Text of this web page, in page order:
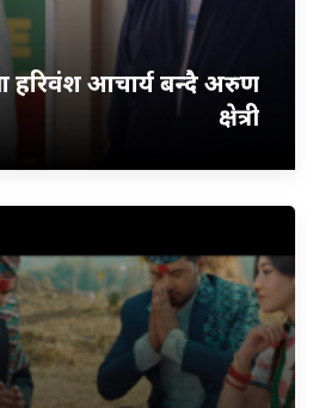
हरिवंश आचार्य बन्दै अरुण
क्षेत्री